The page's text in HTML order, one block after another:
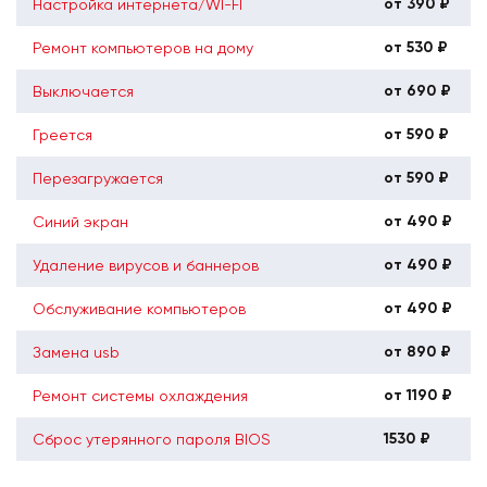
Настройка интернета/WI-FI
Ремонт компьютеров на дому от 530 ₽
Выключается от 690 ₽
Греется от 590 ₽
Перезагружается от 590 ₽
Синий экран от 490 ₽
Удаление вирусов и баннеров от 490 ₽
Обслуживание компьютеров от 490 ₽
Замена usb от 890 ₽
Ремонт системы охлаждения от 1190 ₽
Сброс утерянного пароля BIOS 1530 ₽